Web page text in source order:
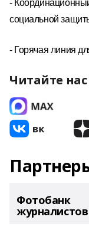
-
социальной
- Горячая линия
Читайте нас
Фотобанк